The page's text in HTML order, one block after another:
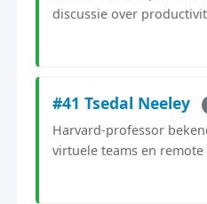
discussie over
#41 Tsedal Neeley
Harvard-professor
virtuele teams en